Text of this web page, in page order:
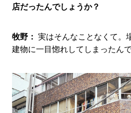
店だったんでしょうか？
牧野： 実はそんなことなくて。
建物に一目惚れしてしまったんで